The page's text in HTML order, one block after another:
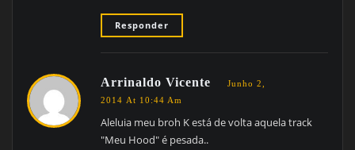
Responder
Arrinaldo Vicente
Junho 2,
2014 At 10:44 Am
Aleluia meu broh K está de volta aquela track
"Meu Hood" é pesada..